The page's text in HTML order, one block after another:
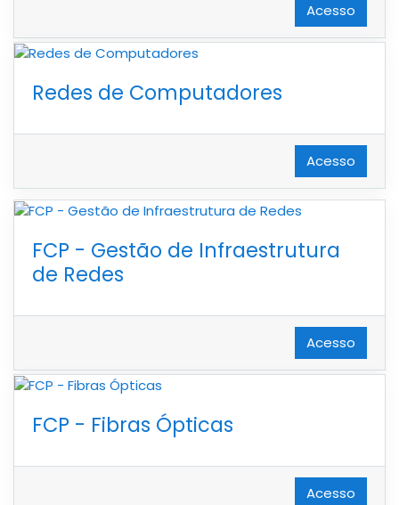
Acesso
Redes de Computadores
Acesso
FCP - Gestão de Infraestrutura
de Redes
Acesso
FCP - Fibras Ópticas
Acesso